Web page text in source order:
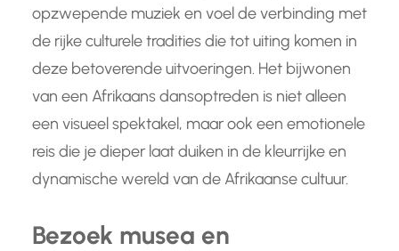
opzwepende muziek en voel de verbinding met
de rijke culturele tradities die tot uiting komen in
deze betoverende uitvoeringen. Het bijwonen
van een Afrikaans dansoptreden is niet alleen
een visueel spektakel, maar ook een emotionele
reis die je dieper laat duiken in de kleurrijke en
dynamische wereld van de Afrikaanse cultuur.
Bezoek musea en